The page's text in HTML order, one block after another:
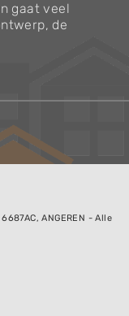
gaat veel
de
ANGEREN - Alle